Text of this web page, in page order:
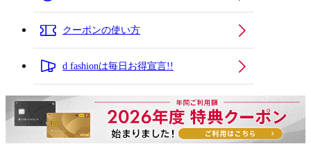
クーポンの使い方
d fashionは毎日お得宣言!!